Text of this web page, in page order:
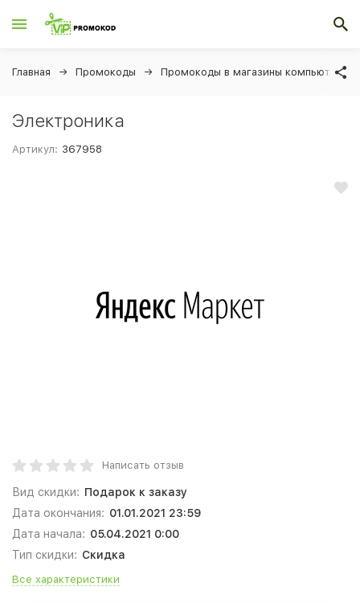
Главная Промокоды Промокоды в магазины компьютеров
Электроника
Артикул: 367958
Написать отзыв
Вид скидки: Подарок к заказу
Дата окончания: 01.01.2021 23:59
Дата начала: 05.04.2021 0:00
Тип скидки: Скидка
Все характеристики